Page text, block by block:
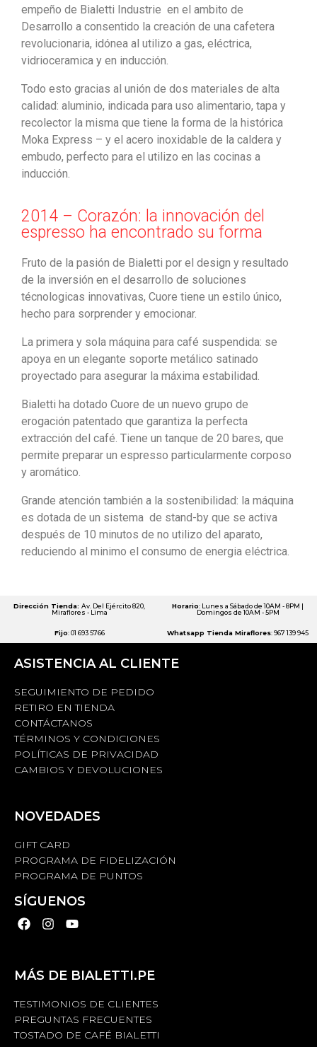
empeño de Bialetti Industrie en el ambito de
Desarrollo a consentido la creación de una cafetera
revolucionaria, idónea al utilizo a gas, eléctrica,
vidrioceramica y en inducción.
Todo esto gracias al unión de dos materiales de alta
calidad: aluminio, indicada para uso alimentario, tapa y
recolector la misma que tiene la forma de la histórica
Moka Express – y el acero inoxidable de la caldera y
embudo, perfecto para el utilizo en las cocinas a
inducción.
2014 – Corazón: la innovación del
espresso ha encontrado su forma
Fruto de la pasión de Bialetti por el design y resultado
de la inversión en el desarrollo de soluciones
técnologicas innovativas, Cuore tiene un estilo único,
hecho para sorprender y emocionar.
La primera y sola máquina para café suspendida: se
apoya en un elegante soporte metálico satinado
proyectado para asegurar la máxima estabilidad.
Bialetti ha dotado Cuore de un nuevo grupo de
erogación patentado que garantiza la perfecta
extracción del café. Tiene un tanque de 20 bares, que
permite preparar un espresso particularmente corposo
y aromático.
Grande atención también a la sostenibilidad: la máquina
es dotada de un sistema de stand-by que se activa
después de 10 minutos de no utilizo del aparato,
reduciendo al minimo el consumo de energia eléctrica.
Dirección Tienda: Av. Del Ejército 820,
Miraflores - Lima
Horario: Lunes a Sábado de 10AM - 8PM |
Domingos de 10AM - 5PM
Fijo: 01 693 5766 Whatsapp Tienda Miraflores: 967 139 945
ASISTENCIA AL CLIENTE
SEGUIMIENTO DE PEDIDO
RETIRO EN TIENDA
CONTÁCTANOS
TÉRMINOS Y CONDICIONES
POLÍTICAS DE PRIVACIDAD
CAMBIOS Y DEVOLUCIONES
NOVEDADES
GIFT CARD
PROGRAMA DE FIDELIZACIÓN
PROGRAMA DE PUNTOS
SÍGUENOS
MÁS DE BIALETTI.PE
TESTIMONIOS DE CLIENTES
PREGUNTAS FRECUENTES
TOSTADO DE CAFÉ BIALETTI